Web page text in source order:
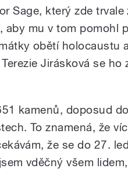
Sage, který zde trvale
aby mu v tom pomohl
obětí holocaustu
Jirásková se ho
kamenů, doposud
To znamená, že
že se do 27.
vděčný všem